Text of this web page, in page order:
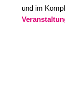
und im